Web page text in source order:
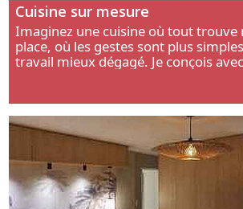
Cuisine sur mesure
Imaginez une cuisine où tout trouve
place, où les gestes sont plus
travail mieux dégagé. Je conçois
aménagement adapté à votre